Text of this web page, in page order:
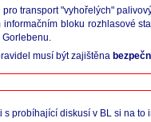
transport "vyhořelých"
bloku rozhlasové
musí být zajištěna
probíhající diskusí v BL si na